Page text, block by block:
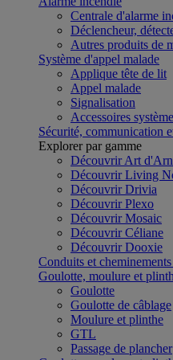
Centrale d'alarme
Déclencheur,
Autres produits de
Système d'appel malade
Applique tête de lit
Appel malade
Signalisation
Accessoires
Sécurité, communication
Explorer par gamme
Découvrir Art
Découvrir Living
Découvrir Drivia
Découvrir Plexo
Découvrir Mosaic
Découvrir Céliane
Découvrir Dooxie
Conduits et
Goulotte, moulure et
Goulotte
Goulotte de câblage
Moulure et plinthe
GTL
Passage de plancher